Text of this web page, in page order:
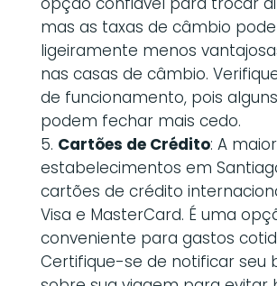
mas as taxas de câmbio
ligeiramente menos
nas casas de câmbio.
de funcionamento, pois
podem fechar mais cedo.
Cartões de Crédito: A
estabelecimentos em
cartões de crédito
Visa e MasterCard. É uma
conveniente para gastos
Certifique-se de notificar seu